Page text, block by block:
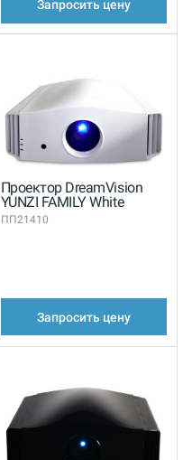
Запросить цену
Проектор DreamVision
YUNZI FAMILY White
ПП21410
Запросить цену